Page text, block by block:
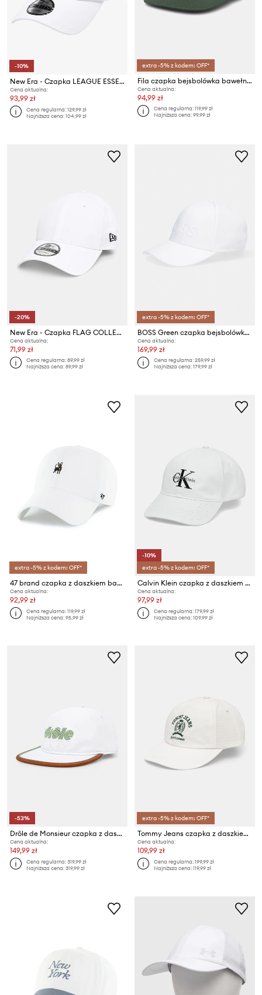
-10%
New Era - Czapka LEAGUE ESSENTIAL 9FORTY®
Cena aktualna:
93,99 zł
Cena regularna:129,99 zł
Najniższa cena:104,99 zł
extra -5% z kodem: OFF*
Fila czapka bejsbolówka bawełniana FIRENZE
Cena aktualna:
94,99 zł
Cena regularna:119,99 zł
Najniższa cena:99,99 zł
-20%
New Era - Czapka FLAG COLLECTION
Cena aktualna:
71,99 zł
Cena regularna:89,99 zł
Najniższa cena:89,99 zł
extra -5% z kodem: OFF*
BOSS Green czapka bejsbolówka męska Pyer-Golf
Cena aktualna:
169,99 zł
Cena regularna:259,99 zł
Najniższa cena:179,99 zł
extra -5% z kodem: OFF*
47 brand czapka z daszkiem bawełniana Dog Base Runner Icon
Cena aktualna:
92,99 zł
Cena regularna:119,99 zł
Najniższa cena:95,99 zł
-10%
extra -5% z kodem: OFF*
Calvin Klein czapka z daszkiem męska bawełniana
Cena aktualna:
97,99 zł
Cena regularna:179,99 zł
Najniższa cena:109,99 zł
-53%
Drôle de Monsieur czapka z daszkiem La Casquette Drule Tennis
Cena aktualna:
149,99 zł
Cena regularna:319,99 zł
Najniższa cena:319,99 zł
extra -5% z kodem: OFF*
Tommy Jeans czapka z daszkiem bawełniana
Cena aktualna:
109,99 zł
Cena regularna:199,99 zł
Najniższa cena:119,99 zł